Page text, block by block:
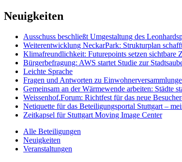
Neuigkeiten
Ausschuss beschließt Umgestaltung des
Weiterentwicklung NeckarPark: Strukturplan
Klimafreundlichkeit: Futurepoints setzen sichtbare
Bürgerbefragung: AWS startet Studie zur
Leichte Sprache
Fragen und Antworten zu
Gemeinsam an der Wärmewende arbeiten: Städte
Weissenhof.Forum: Richtfest für das neue
Netiquette für das Beteiligungsportal Stuttgart –
Zeitkapsel für Stuttgart Moving Image Center
Alle Beteiligungen
Neuigkeiten
Veranstaltungen